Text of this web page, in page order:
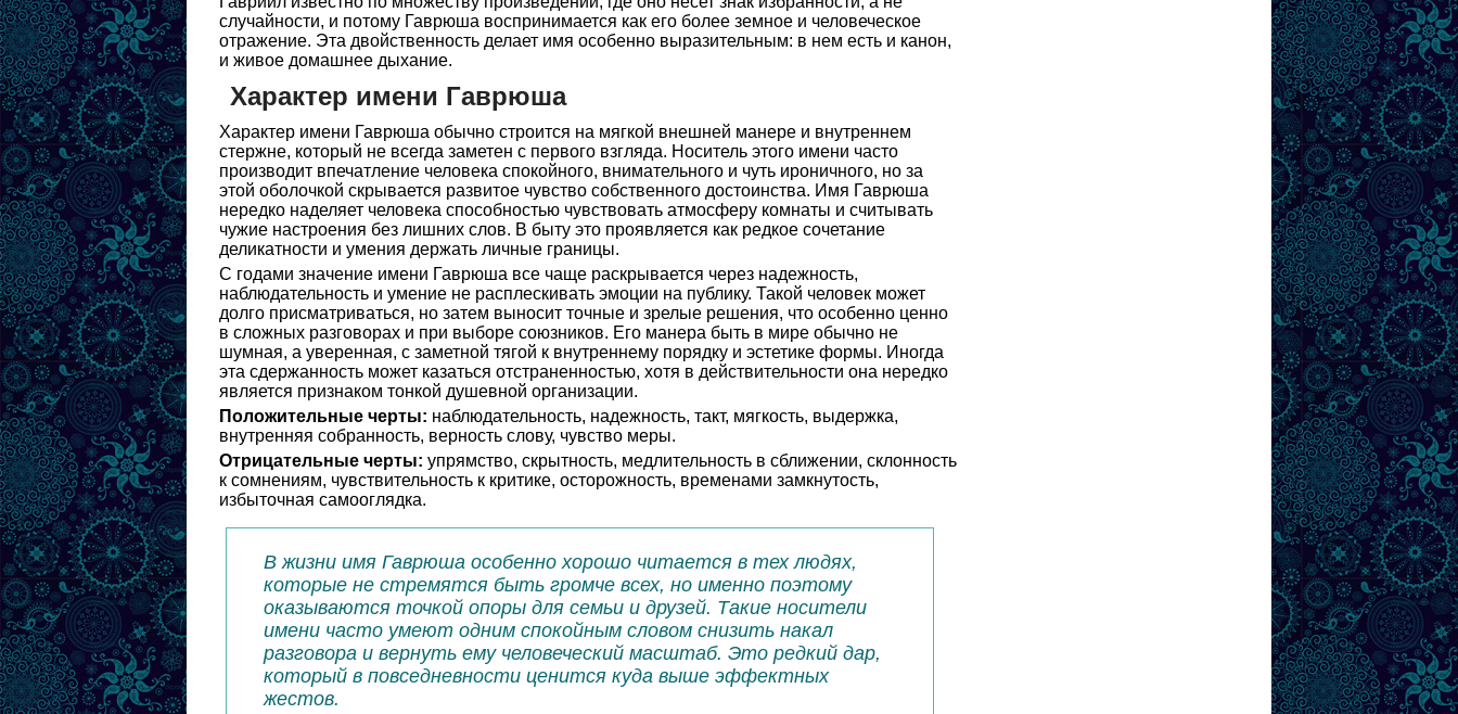
случайности, и потому Гаврюша воспринимается как его более земное и человеческое
отражение. Эта двойственность делает имя особенно выразительным: в нем есть и канон,
и живое домашнее дыхание.
Характер имени Гаврюша
Характер имени Гаврюша обычно строится на мягкой внешней манере и внутреннем
стержне, который не всегда заметен с первого взгляда. Носитель этого имени часто
производит впечатление человека спокойного, внимательного и чуть ироничного, но за
этой оболочкой скрывается развитое чувство собственного достоинства. Имя Гаврюша
нередко наделяет человека способностью чувствовать атмосферу комнаты и считывать
чужие настроения без лишних слов. В быту это проявляется как редкое сочетание
деликатности и умения держать личные границы.
С годами значение имени Гаврюша все чаще раскрывается через надежность,
наблюдательность и умение не расплескивать эмоции на публику. Такой человек может
долго присматриваться, но затем выносит точные и зрелые решения, что особенно ценно
в сложных разговорах и при выборе союзников. Его манера быть в мире обычно не
шумная, а уверенная, с заметной тягой к внутреннему порядку и эстетике формы. Иногда
эта сдержанность может казаться отстраненностью, хотя в действительности она нередко
является признаком тонкой душевной организации.
Положительные черты: наблюдательность, надежность, такт, мягкость, выдержка,
внутренняя собранность, верность слову, чувство меры.
Отрицательные черты: упрямство, скрытность, медлительность в сближении, склонность
к сомнениям, чувствительность к критике, осторожность, временами замкнутость,
избыточная самооглядка.
В жизни имя Гаврюша особенно хорошо читается в тех людях,
которые не стремятся быть громче всех, но именно поэтому
оказываются точкой опоры для семьи и друзей. Такие носители
имени часто умеют одним спокойным словом снизить накал
разговора и вернуть ему человеческий масштаб. Это редкий дар,
который в повседневности ценится куда выше эффектных
жестов.